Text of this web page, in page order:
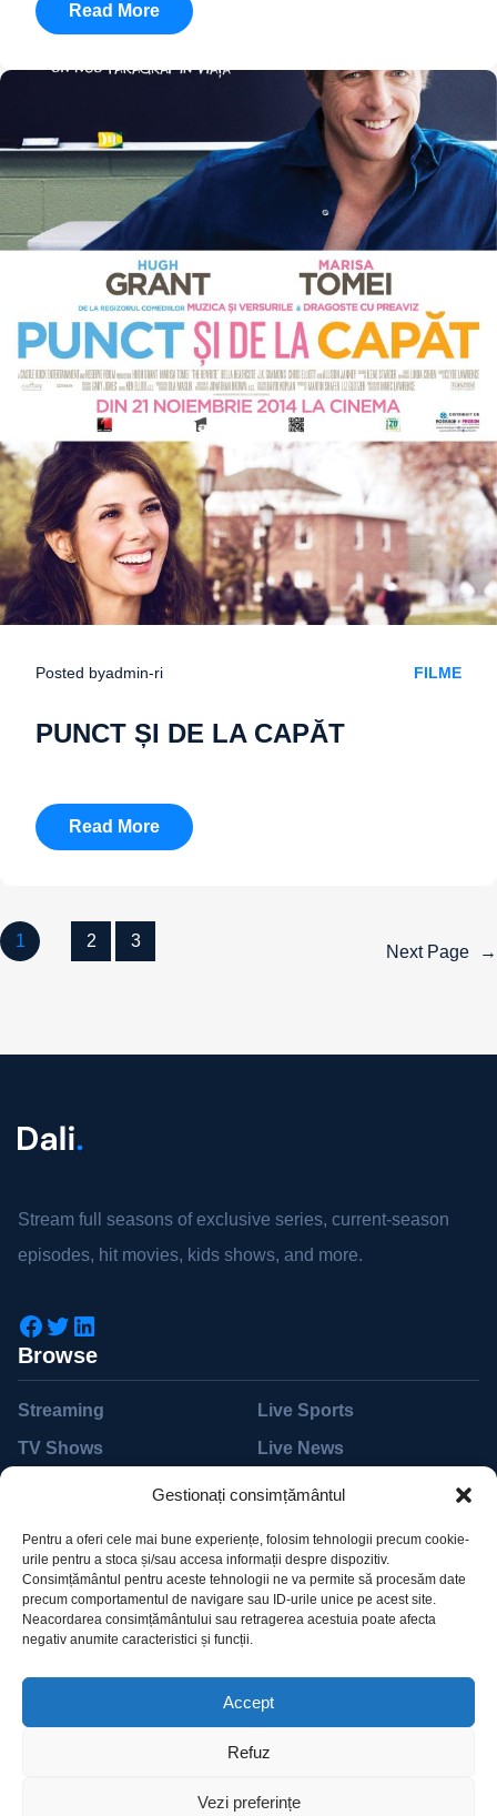
Gestionați consimțământul
Pentru a oferi cele mai bune experiențe, folosim tehnologii precum cookie-
urile pentru a stoca și/sau accesa informații despre dispozitiv.
Consimțământul pentru aceste tehnologii ne va permite să procesăm date
precum comportamentul de navigare sau ID-urile unice pe acest site.
Neacordarea consimțământului sau retragerea acestuia poate afecta
negativ anumite caracteristici și funcții.
Accept
Refuz
Vezi preferințe
Read More
Posted byadmin-ri FILME
PUNCT ȘI DE LA CAPĂT
Read More
1 2 3
Next Page →
Stream full seasons of exclusive series, current-season
episodes, hit movies, kids shows, and more.
Browse
Streaming
TV Shows
Live Sports
Live News
Live TV
Help Desk
Billing
Pricing
Accessibility
Subscribe